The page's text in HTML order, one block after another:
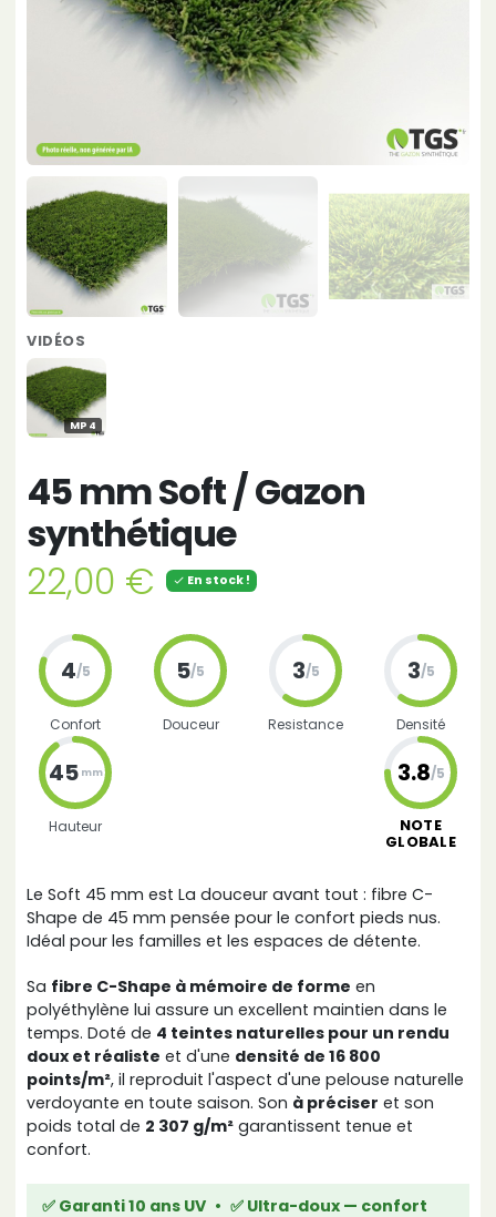
VIDÉOS
MP4
45 mm Soft / Gazon
synthétique
22,00 €
 En stock !
4/5
Confort
5/5
Douceur
3/5
Resistance
3/5
Densité
45mm
Hauteur
3.8/5
NOTE
GLOBALE
Le Soft 45 mm est La douceur avant tout : fibre C-
Shape de 45 mm pensée pour le confort pieds nus.
Idéal pour les familles et les espaces de détente.
Sa fibre C-Shape à mémoire de forme en
polyéthylène lui assure un excellent maintien dans le
temps. Doté de 4 teintes naturelles pour un rendu
doux et réaliste et d'une densité de 16 800
points/m², il reproduit l'aspect d'une pelouse naturelle
verdoyante en toute saison. Son à préciser et son
poids total de 2 307 g/m² garantissent tenue et
confort.
✅ Garanti 10 ans UV • ✅ Ultra-doux — confort